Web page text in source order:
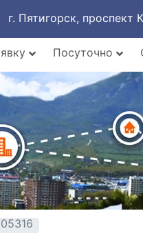
г. Пятигорск, проспект
Посуточно